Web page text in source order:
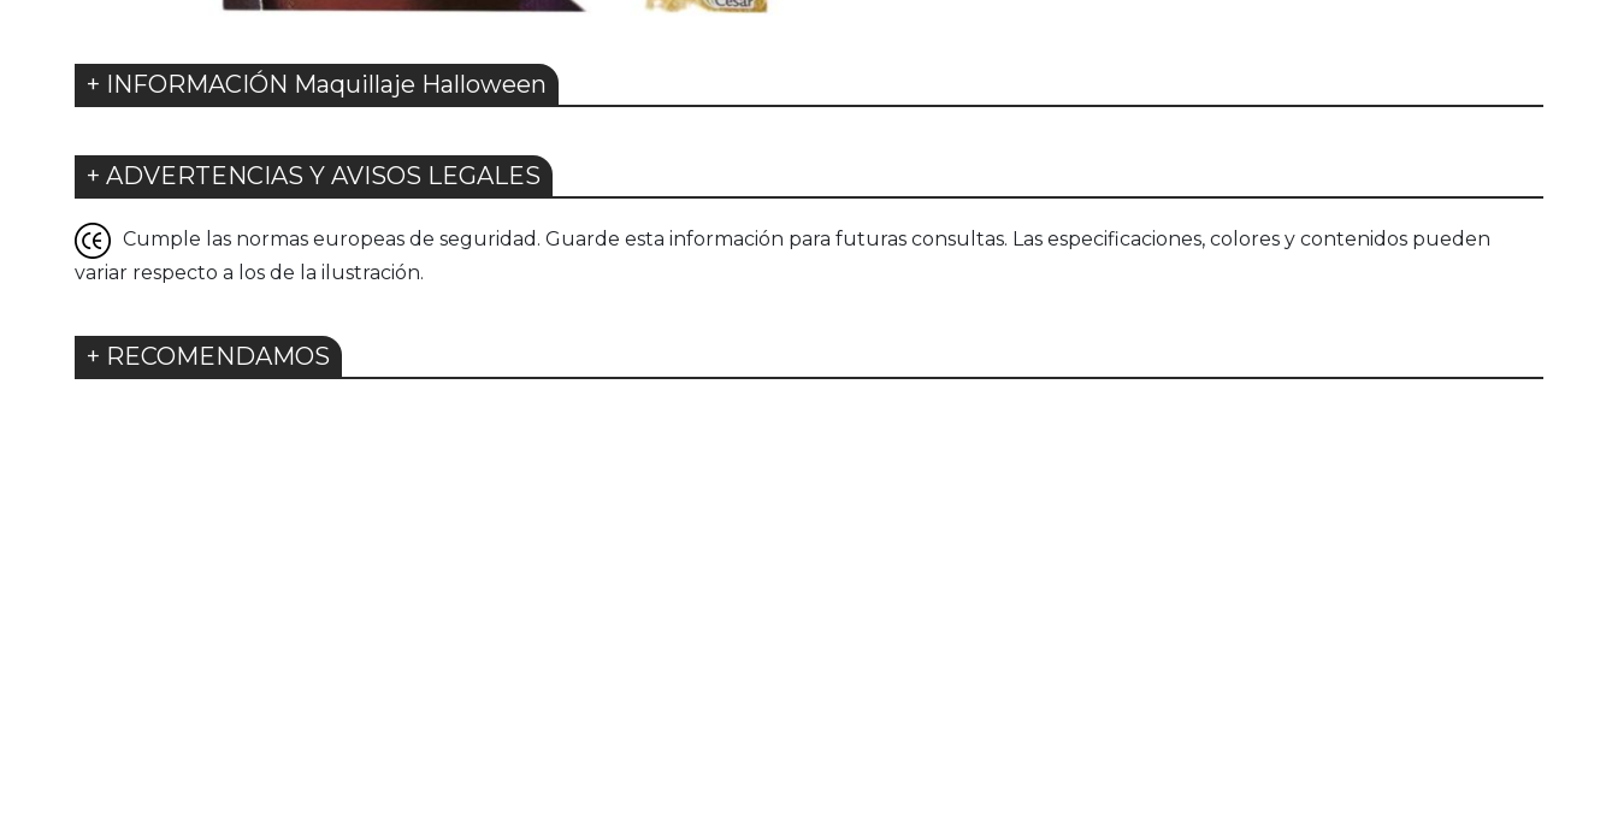
+ INFORMACIÓN Maquillaje Halloween
+ ADVERTENCIAS Y AVISOS LEGALES
Cumple las normas europeas de seguridad. Guarde esta información para futuras consultas. Las especificaciones, colores y contenidos pueden
variar respecto a los de la ilustración.
+ RECOMENDAMOS